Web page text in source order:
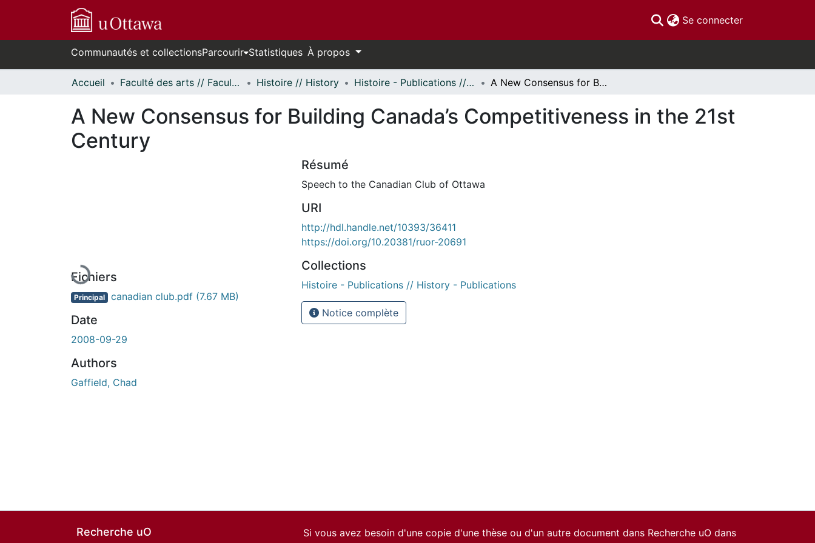
Se connecter(current)
Communautés et collectionsParcourir Statistiques À propos
Accueil Faculté des arts // Faculty of Arts Histoire // History Histoire - Publications // History - Publications A New Consensus for Building Canada’s Competitiveness in the 21st Century
A New Consensus for Building Canada’s Competitiveness in the 21st
Century
Fichiers
Principal canadian club.pdf (7.67 MB)
Date
2008-09-29
Authors
Gaffield, Chad
Résumé
Speech to the Canadian Club of Ottawa
URI
http://hdl.handle.net/10393/36411
https://doi.org/10.20381/ruor-20691
Collections
Histoire - Publications // History - Publications
Notice complète
Recherche uO
Si vous avez besoin d'une copie d'une thèse ou d'un autre document dans Recherche uO dans